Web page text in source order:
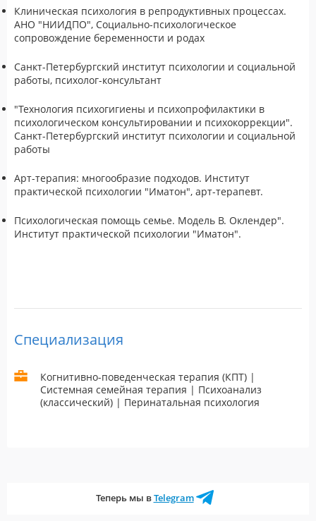
Клиническая психология в репродуктивных процессах.
АНО "НИИДПО", Социально-психологическое
сопровождение беременности и родах
Санкт-Петербургский институт психологии и социальной
работы, психолог-консультант
"Технология психогигиены и психопрофилактики в
психологическом консультировании и психокоррекции".
Санкт-Петербургский институт психологии и социальной
работы
Арт-терапия: многообразие подходов. Институт
практической психологии "Иматон", арт-терапевт.
Психологическая помощь семье. Модель В. Оклендер".
Институт практической психологии "Иматон".
Специализация
Когнитивно-поведенческая терапия (КПТ) |
Системная семейная терапия | Психоанализ
(классический) | Перинатальная психология
Теперь мы вTelegram